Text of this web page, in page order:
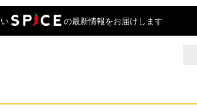
の最新情報をお届けします